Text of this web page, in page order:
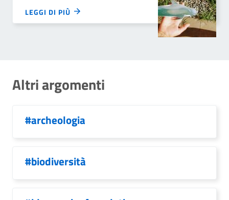
LEGGI DI PIÙ
Altri argomenti
#archeologia
#biodiversità